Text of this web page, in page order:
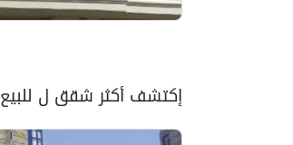
إكتشف أكثر شقق ل للبيع